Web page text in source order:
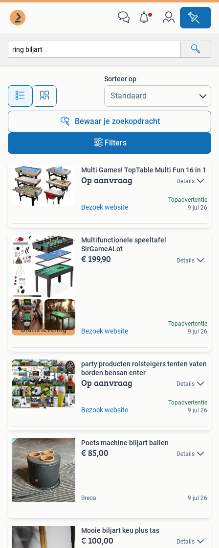
Alle afstanden…
Sorteer op
Bewaar je zoekopdracht
Filters
Multi Games! TopTable Multi Fun 16 in 1
Op aanvraag Details
Bezoek website
Topadvertentie
9 jul 26
Gratis levering
Multifunctionele speeltafel
SirGameALot
€ 199,90 Details
Bezoek website
Topadvertentie
9 jul 26
party producten rolsteigers tenten vaten
borden bensan enter
Op aanvraag Details
Bezoek website
Topadvertentie
9 jul 26
Poets machine biljart ballen
€ 85,00 Details
Breda 9 jul 26
Mooie biljart keu plus tas
€ 100,00 Details